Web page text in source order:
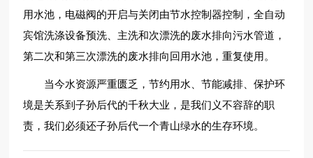
用水池，电磁阀的开启与关闭由节水控制器控制，全自动
宾馆洗涤设备预洗、主洗和次漂洗的废水排向污水管道，
第二次和第三次漂洗的废水排向回用水池，重复使用。
当今水资源严重匮乏，节约用水、节能减排、保护环
境是关系到子孙后代的千秋大业，是我们义不容辞的职
责，我们必须还子孙后代一个青山绿水的生存环境。